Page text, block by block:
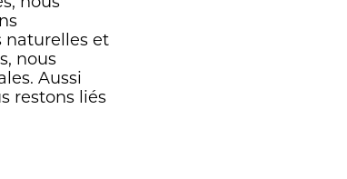
naturelles et
nous
Aussi
restons liés